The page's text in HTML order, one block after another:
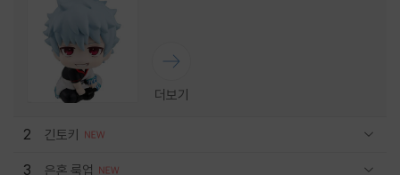
더보기
2 긴토키
3 은혼 룩업